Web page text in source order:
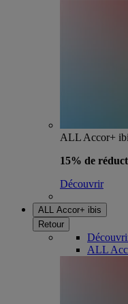
ALL Accor+
15% de
Découvrir
ALL Accor+ ibis
Retour
ALL